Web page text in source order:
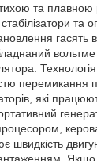
та
та
гасять
перемикання
які
швидкість
Якщо